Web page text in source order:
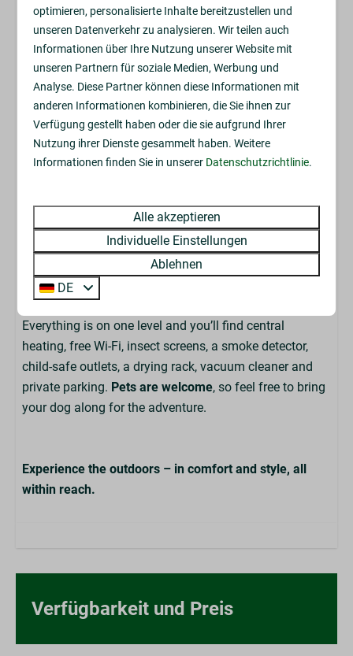
Besteck
Esstisch
Geschirrspüler
Gläser zum Trinken
Extraktor
Küchengeräte
Gasfornuis 4 pits
Kessel: Elektrischer Wasserkocher
Mikrowelle: Mikrowelle
Kühlschrank: Ohne Gefrierfach
Schlafzimmer
Garderobe
King-Size-Bett: 2
Einzelbett: 2
Woonkamer
Heizung und Kühlung
Hoover
Unterhaltung
Surrounded by greenery, the garden offers plenty of
privacy and peace. Your bikes or stroller can be stored
private storage shed
– ideal for nature
lovers.
Location & surroundings
The lodge is quietly located on the forest’s edge at Park
Drentheland, directly next toDrents-Friese Wold
on horseback – or simply enjoy the peace and quiet.
The park offers an outdoor pool, tennis courts, mini-
golf, indoor play loft, bike rental and a lively outdoor
Practical & relaxed
Everything is on one level and you’ll find central
heating, free Wi-Fi, insect screens, a smoke detector,
child-safe outlets, a drying rack, vacuum cleaner and
private parking. Pets are welcome, so feel free to bring
your dog along for the adventure.
Experience the outdoors – in comfort and style, all
within reach.
Verfügbarkeit und Preis
optimieren, personalisierte Inhalte bereitzustellen und
unseren Datenverkehr zu analysieren. Wir teilen auch
Informationen über Ihre Nutzung unserer Website mit
unseren Partnern für soziale Medien, Werbung und
Analyse. Diese Partner können diese Informationen mit
anderen Informationen kombinieren, die Sie ihnen zur
Verfügung gestellt haben oder die sie aufgrund Ihrer
Nutzung ihrer Dienste gesammelt haben. Weitere
Informationen finden Sie in unserer Datenschutzrichtlinie.
Alle akzeptieren
Individuelle Einstellungen
Ablehnen
DE